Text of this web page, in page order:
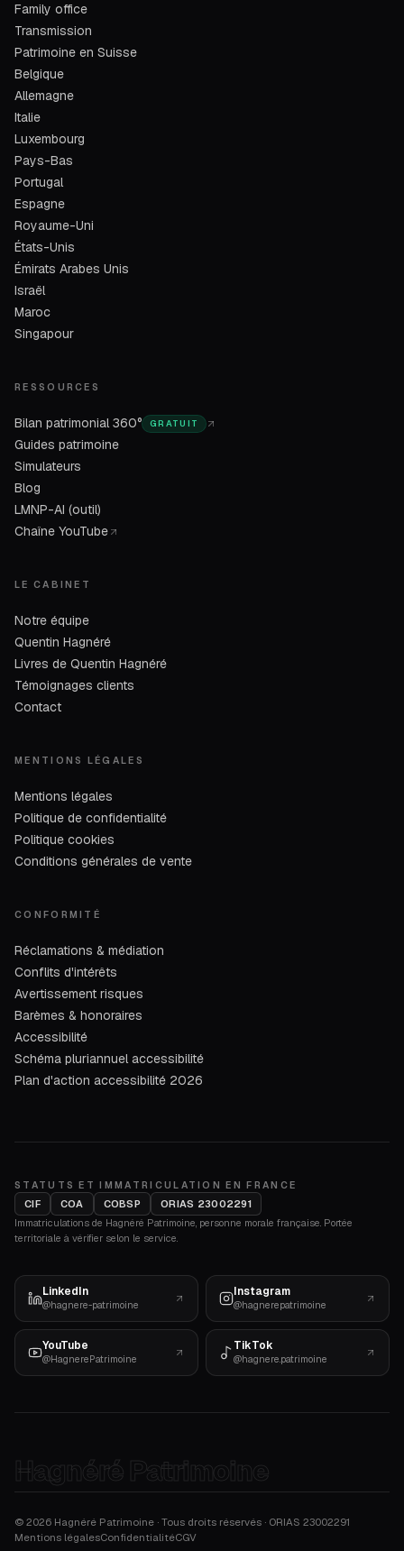
Family office
Transmission
Patrimoine en Suisse
Belgique
Allemagne
Italie
Luxembourg
Pays-Bas
Portugal
Espagne
Royaume-Uni
États-Unis
Émirats Arabes Unis
Israël
Maroc
Singapour
RESSOURCES
Bilan patrimonial 360° GRATUIT
Guides patrimoine
Simulateurs
Blog
LMNP-AI (outil)
Chaîne YouTube
LE CABINET
Notre équipe
Quentin Hagnéré
Livres de Quentin Hagnéré
Témoignages clients
Contact
MENTIONS LÉGALES
Mentions légales
Politique de confidentialité
Politique cookies
Conditions générales de vente
CONFORMITÉ
Réclamations & médiation
Conflits d'intérêts
Avertissement risques
Barèmes & honoraires
Accessibilité
Schéma pluriannuel accessibilité
Plan d'action accessibilité 2026
STATUTS ET IMMATRICULATION EN FRANCE
CIF
COA COBSP
ORIAS 23002291
Immatriculations de Hagnéré Patrimoine, personne morale française. Portée
territoriale à vérifier selon le service.
LinkedIn
@hagnere-patrimoine
Instagram
@hagnerepatrimoine
YouTube
@HagnerePatrimoine
TikTok
@hagnere.patrimoine
Hagnéré Patrimoine
© 2026 Hagnéré Patrimoine · Tous droits réservés · ORIAS 23002291
Mentions légalesConfidentialitéCGV